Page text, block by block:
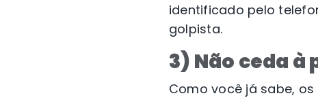
identificado pelo
golpista.
3) Não ceda à
Como você já sabe,